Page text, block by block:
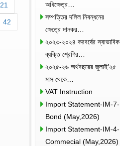
21
42
অধিক্ষেত্র…
সম্পত্তির দলিল নিবন্ধনের
ক্ষেত্রে দানকর…
২০২৩-২০২৪ করবর্ষের স্বাভাবিক
ব্যক্তি শ্রেণির…
২০২৫-২৬ অর্থবছরের জুলাই’২৫
মাস থেকে…
VAT Instruction
Import Statement-IM-7-
Bond (May,2026)
Import Statement-IM-4-
Commecial (May,2026)